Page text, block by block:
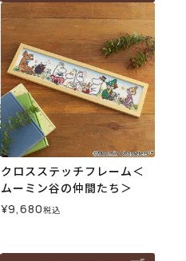
クロスステッチフレーム＜
ムーミン谷の仲間たち＞
¥9,680税込